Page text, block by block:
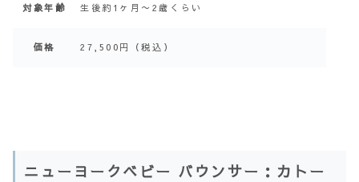
対象年齢 生後約1ヶ月〜2歳くらい
価格 27,500円（税込）
ニューヨークベビー バウンサー：カトー